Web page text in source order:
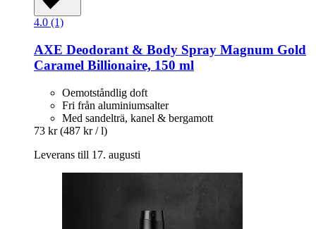
4.0 (1)
AXE Deodorant & Body Spray Magnum Gold
Caramel Billionaire, 150 ml
Oemotståndlig doft
Fri från aluminiumsalter
Med sandelträ, kanel & bergamott
73 kr (487 kr / l)
Leverans till 17. augusti